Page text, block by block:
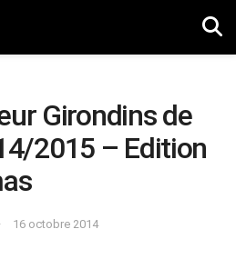
Girondins de
2015 – Edition
16 octobre 2014